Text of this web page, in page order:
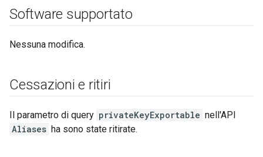
Software supportato
Nessuna modifica.
Cessazioni e ritiri
Il parametro di query privateKeyExportable nell'API
Aliases ha sono state ritirate.